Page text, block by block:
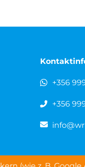
+356
+356